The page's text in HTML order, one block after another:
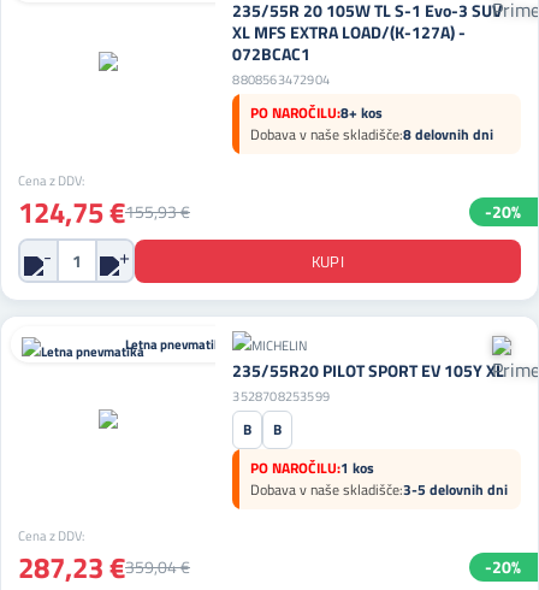
235/55R 20 105W TL S-1 Evo-3 SUV
XL MFS EXTRA LOAD/(K-127A) -
072BCAC1
8808563472904
PO NAROČILU:8+ kos
Dobava v naše skladišče:8 delovnih dni
Cena z DDV:
124,75 €155,93 € -20%
Letna pnevmatika
235/55R20 PILOT SPORT EV 105Y XL
3528708253599
B
B
PO NAROČILU:1 kos
Dobava v naše skladišče:3-5 delovnih dni
Cena z DDV:
287,23 €359,04 € -20%